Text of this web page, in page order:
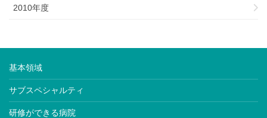
2010年度
基本領域
サブスペシャルティ
研修ができる病院